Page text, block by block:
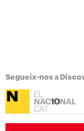
Segueix-nos a